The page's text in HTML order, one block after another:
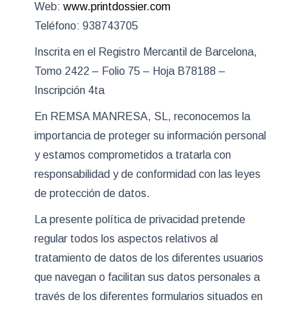
Web:www.printdossier.com
Teléfono: 938743705
Inscrita en el Registro Mercantil de Barcelona,
Tomo 2422 – Folio 75 – Hoja B78188 –
Inscripción 4ta
En REMSA MANRESA, SL, reconocemos la
importancia de proteger su información personal
y estamos comprometidos a tratarla con
responsabilidad y de conformidad con las leyes
de protección de datos.
La presente política de privacidad pretende
regular todos los aspectos relativos al
tratamiento de datos de los diferentes usuarios
que navegan o facilitan sus datos personales a
través de los diferentes formularios situados en